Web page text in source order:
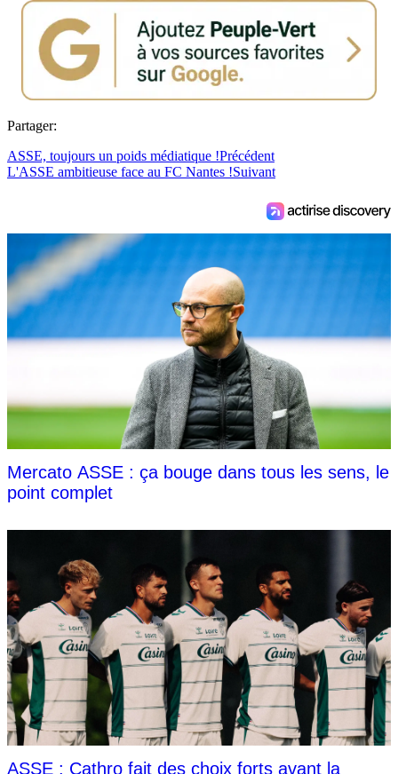
Partager:
ASSE, toujours un poids médiatique !Précédent
L'ASSE ambitieuse face au FC Nantes !Suivant
Mercato ASSE : ça bouge dans tous les sens, le
point complet
ASSE : Cathro fait des choix forts avant la